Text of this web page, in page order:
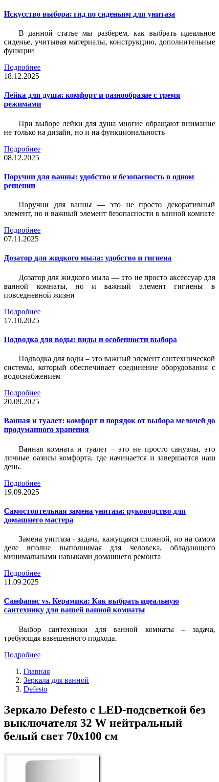
Искусство выбора: гид по сиденьям для унитаза
В данной статье мы разберем, как выбрать идеальное
сиденье, учитывая материалы, конструкцию, дополнительные
функции
Подробнее
18.12.2025
Лейка для душа: комфорт и разнообразие с тремя
режимами
При выборе лейки для душа многие обращают внимание
не только на дизайн, но и на функциональность
Подробнее
08.12.2025
Поручни для ванны: удобство и безопасность в одном
решении
Поручни для ванны — это не просто декоративный
элемент, но и важный элемент безопасности в ванной комнате
Подробнее
07.11.2025
Дозатор для жидкого мыла: удобство и гигиена
Дозатор для жидкого мыла — это не просто аксессуар для
ванной комнаты, но и важный элемент гигиены в
повседневной жизни
Подробнее
17.10.2025
Подводка для воды: виды и особенности выбора
Подводка для воды – это важный элемент сантехнической
системы, который обеспечивает соединение оборудования с
водоснабжением
Подробнее
20.09.2025
Ванная и туалет: комфорт и порядок от выбора мелочей до
продуманного хранения
Ванная комната и туалет – это не просто санузлы, это
личные оазисы комфорта, где начинается и завершается наш
день.
Подробнее
19.09.2025
Самостоятельная замена унитаза: руководство для
домашнего мастера
Замена унитаза - задача, кажущаяся сложной, но на самом
деле вполне выполнимая для человека, обладающего
минимальными навыками домашнего ремонта
Подробнее
11.09.2025
Санфаянс vs. Керамика: Как выбрать идеальную
сантехнику для вашей ванной комнаты
Выбор сантехники для ванной комнаты – задача,
требующая взвешенного подхода.
Подробнее
Главная
Зеркала для ванной
Defesto
Зеркало Defesto с LED-подсветкой без
выключателя 32 W нейтральный
белый свет 70x100 см